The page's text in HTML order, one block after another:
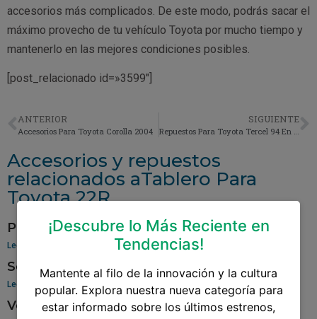
accesorios más complicados. De este modo, podrás sacar el
máximo provecho de tu vehículo Toyota por mucho tiempo y
mantenerlo en las mejores condiciones posibles.
[post_relacionado id=»3599″]
ANTERIOR
Accesorios Para Toyota Corolla 2004
SIGUIENTE
Accesorios y repuestos
relacionados aTablero Para
Toyota 22R
Pantalla Para Toyota Yaris
Leer más »
Sensor De Oxigeno Para Toyota Corolla
Leer más »
Venta De Aros Para Toyota Hilux
¡Descubre lo Más Reciente en
Tendencias!
Mantente al filo de la innovación y la cultura
popular. Explora nuestra nueva categoría para
estar informado sobre los últimos estrenos,